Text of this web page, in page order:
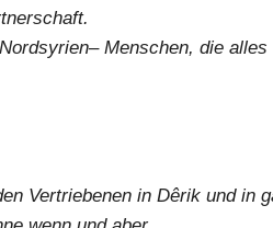
Menschen, die alles
Vertriebenen in Dêrik und in